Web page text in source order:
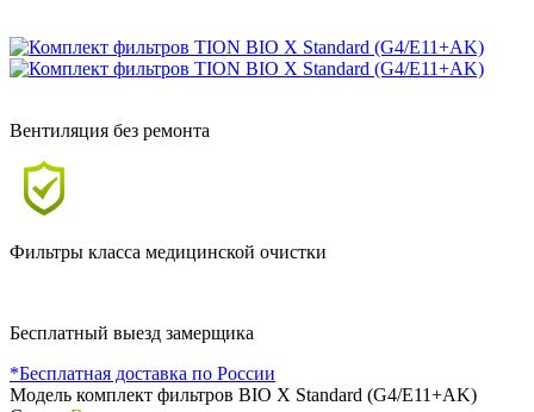
Вентиляция без ремонта
Фильтры класса медицинской очистки
Бесплатный выезд замерщика
*Бесплатная доставка по России
Модель комплект фильтров BIO X Standard (G4/E11+AK)